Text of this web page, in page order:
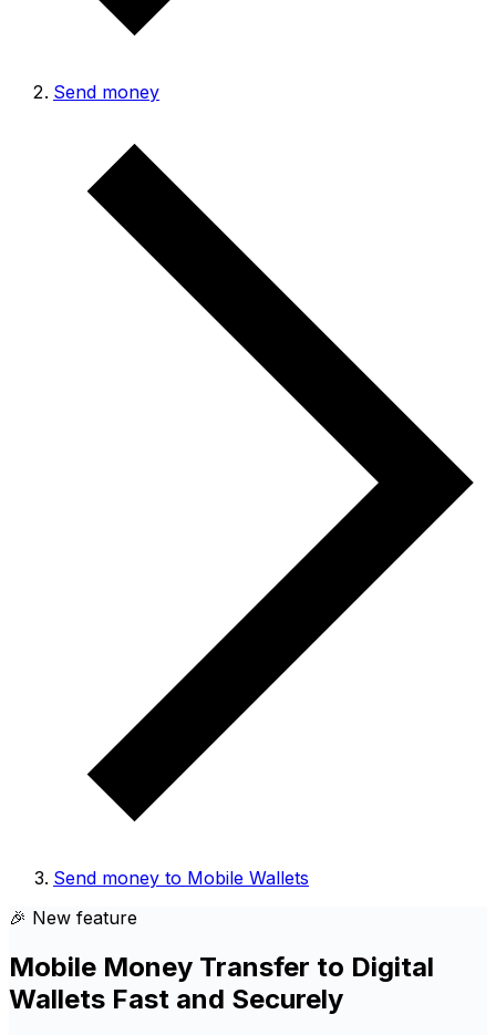
Send money
Send money to Mobile Wallets
🎉 New feature
Mobile Money Transfer to Digital
Wallets Fast and Securely